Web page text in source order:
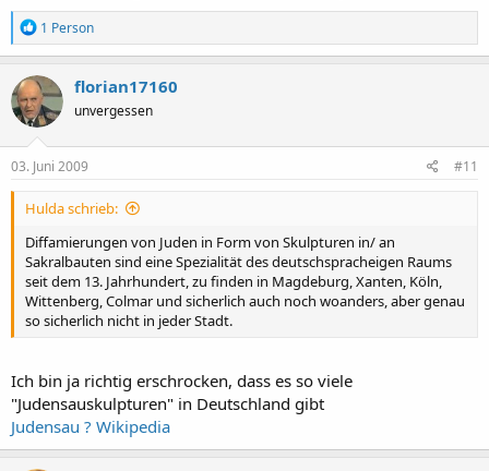
R
e
a
k
t
i
o
n
e
1 Person
florian17160
unvergessen
03. Juni 2009 #11
Hulda schrieb:
Diffamierungen von Juden in Form von Skulpturen in/ an
Sakralbauten sind eine Spezialität des deutschspracheigen Raums
seit dem 13. Jahrhundert, zu finden in Magdeburg, Xanten, Köln,
Wittenberg, Colmar und sicherlich auch noch woanders, aber genau
so sicherlich nicht in jeder Stadt.
Ich bin ja richtig erschrocken, dass es so viele
"Judensauskulpturen" in Deutschland gibt
Judensau ? Wikipedia